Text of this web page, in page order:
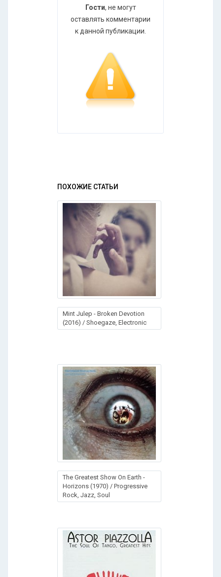
Гости, не могут
оставлять комментарии
к данной публикации.
ПОХОЖИЕ СТАТЬИ
Mint Julep - Broken Devotion
(2016) / Shoegaze, Electronic
The Greatest Show On Earth -
Horizons (1970) / Progressive
Rock, Jazz, Soul